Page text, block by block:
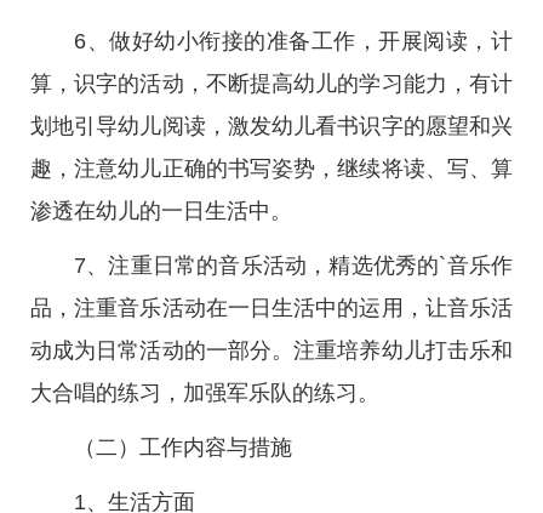
6、做好幼小衔接的准备工作，开展阅读，计
算，识字的活动，不断提高幼儿的学习能力，有计
划地引导幼儿阅读，激发幼儿看书识字的愿望和兴
趣，注意幼儿正确的书写姿势，继续将读、写、算
渗透在幼儿的一日生活中。
7、注重日常的音乐活动，精选优秀的`音乐作
品，注重音乐活动在一日生活中的运用，让音乐活
动成为日常活动的一部分。注重培养幼儿打击乐和
大合唱的练习，加强军乐队的练习。
（二）工作内容与措施
1、生活方面